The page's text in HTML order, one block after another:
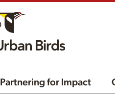
Partnering for Impact